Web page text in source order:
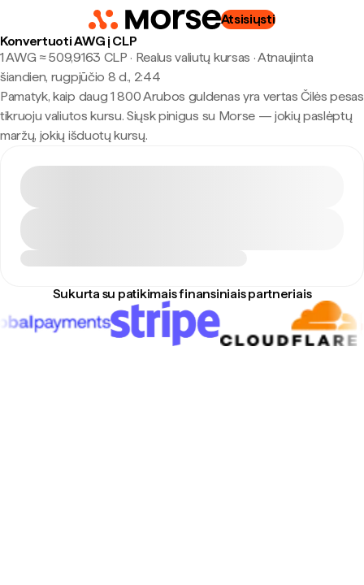
Atsisiųsti
Konvertuoti AWG į CLP
1 AWG ≈ 509,9163 CLP · Realus valiutų kursas ·Atnaujinta
šiandien, rugpjūčio 8 d., 2:44
Pamatyk, kaip daug 1 800 Arubos guldenas yra vertas Čilės pesas
tikruoju valiutos kursu. Siųsk pinigus su Morse — jokių paslėptų
maržų, jokių išduotų kursų.
Sukurta su patikimais finansiniais partneriais